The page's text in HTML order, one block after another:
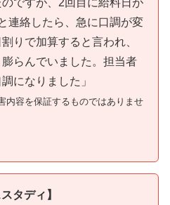
連絡したら、急に口調が変
りで加算すると言われ、
らんでいました。担当者
になりました」
内容を保証するものではありませ
タディ】